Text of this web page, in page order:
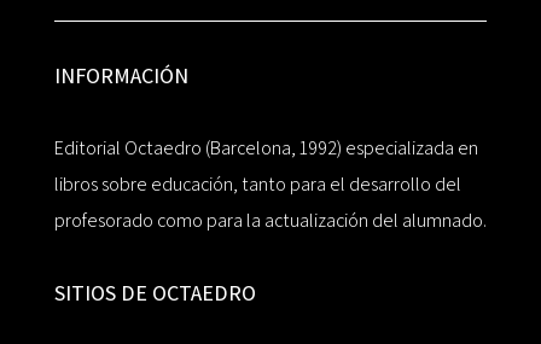
INFORMACIÓN
Editorial Octaedro (Barcelona, 1992) especializada en
libros sobre educación, tanto para el desarrollo del
profesorado como para la actualización del alumnado.
SITIOS DE OCTAEDRO